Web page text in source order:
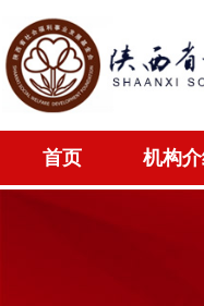
首页 机构